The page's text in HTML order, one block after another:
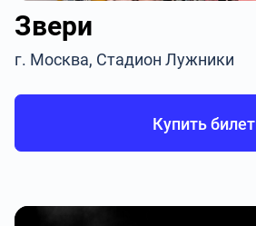
Звери
г. Москва, Стадион Лужники
Купить билет